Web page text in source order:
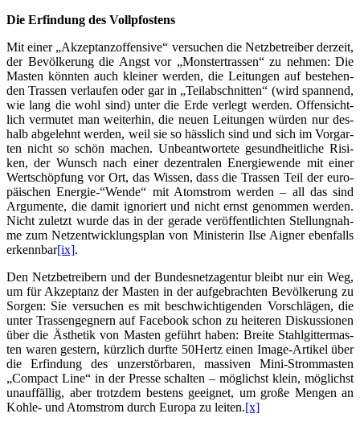
Die Erfin­dung des Vollpfostens
Mit einer „Akzep­tanz­of­fen­si­ve“ ver­su­chen die Netz­be­trei­ber der­zeit,
der Bevöl­ke­rung die Angst vor „Mons­ter­tras­sen“ zu neh­men: Die
Mas­ten könn­ten auch klei­ner wer­den, die Lei­tun­gen auf bestehen­
den Tras­sen ver­lau­fen oder gar in „Teil­ab­schnit­ten“ (wird span­nend,
wie lang die wohl sind) unter die Erde ver­legt wer­den. Offen­sicht­
lich ver­mu­tet man wei­ter­hin, die neu­en Lei­tun­gen wür­den nur des­
halb abge­lehnt wer­den, weil sie so häss­lich sind und sich im Vor­gar­
ten nicht so schön machen. Unbe­ant­wor­te­te gesund­heit­li­che Risi­
ken, der Wunsch nach einer dezen­tra­len Ener­gie­wen­de mit einer
Wert­schöp­fung vor Ort, das Wis­sen, dass die Tras­sen Teil der euro­
päi­schen Energie-“Wende“ mit Atom­strom wer­den – all das sind
Argu­men­te, die damit igno­riert und nicht ernst genom­men wer­den.
Nicht zuletzt wur­de das in der gera­de ver­öf­fent­lich­ten Stel­lung­nah­
me zum Netz­ent­wick­lungs­plan von Minis­te­rin Ilse Aigner eben­falls
erkenn­bar[ix].
Den Netz­be­trei­bern und der Bun­des­netz­agen­tur bleibt nur ein Weg,
um für Akzep­tanz der Mas­ten in der auf­ge­brach­ten Bevöl­ke­rung zu
Sor­gen: Sie ver­su­chen es mit beschwich­ti­gen­den Vor­schlä­gen, die
unter Tras­sen­geg­nern auf Face­book schon zu hei­te­ren Dis­kus­sio­nen
über die Ästhe­tik von Mas­ten geführt haben: Brei­te Stahl­git­ter­mas­
ten waren ges­tern, kürz­lich durf­te 50Hertz einen Image-Arti­kel über
die Erfin­dung des unzer­stör­ba­ren, mas­si­ven Mini-Strom­mas­ten
„Com­pact Line“ in der Pres­se schal­ten – mög­lichst klein, mög­lichst
unauf­fäl­lig, aber trotz­dem bes­tens geeig­net, um gro­ße Men­gen an
Koh­le- und Atom­strom durch Euro­pa zu lei­ten.[x]